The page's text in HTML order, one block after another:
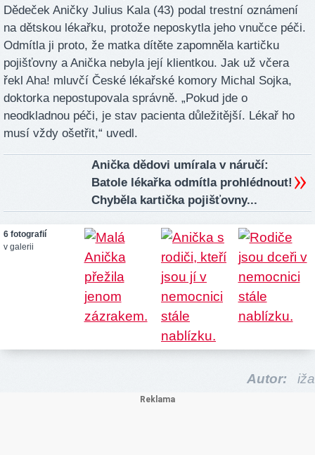
Dědeček Aničky Julius Kala (43) podal trestní oznámení
na dětskou lékařku, protože neposkytla jeho vnučce péči.
Odmítla ji proto, že matka dítěte zapomněla kartičku
pojišťovny a Anička nebyla její klientkou. Jak už včera
řekl Aha! mluvčí České lékařské komory Michal Sojka,
doktorka nepostupovala správně. „Pokud jde o
neodkladnou péči, je stav pacienta důležitější. Lékař ho
musí vždy ošetřit,“ uvedl.
Anička dědovi umírala v náručí:
Batole lékařka odmítla prohlédnout!
Chyběla kartička pojišťovny...
6 fotografií
v galerii
Autor: iža